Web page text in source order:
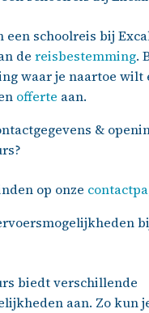
een schoolreis bij
de reisbestemming.
waar je naartoe wilt
offerte aan.
&
op onze
biedt verschillende
aan. Zo kun